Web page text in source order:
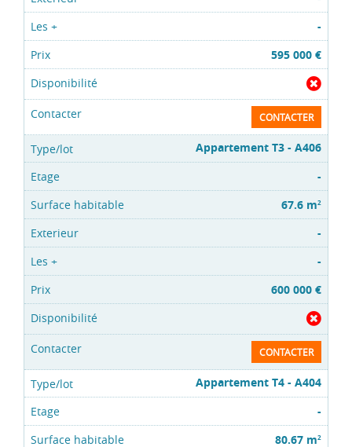
-
595 000 €
CONTACTER
Appartement T3 - A406
-
67.6 m2
-
-
600 000 €
CONTACTER
Appartement T4 - A404
-
80.67 m2